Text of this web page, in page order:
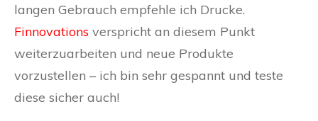
langen Gebrauch empfehle ich Drucke.
Finnovations verspricht an diesem Punkt
weiterzuarbeiten und neue Produkte
vorzustellen – ich bin sehr gespannt und teste
diese sicher auch!